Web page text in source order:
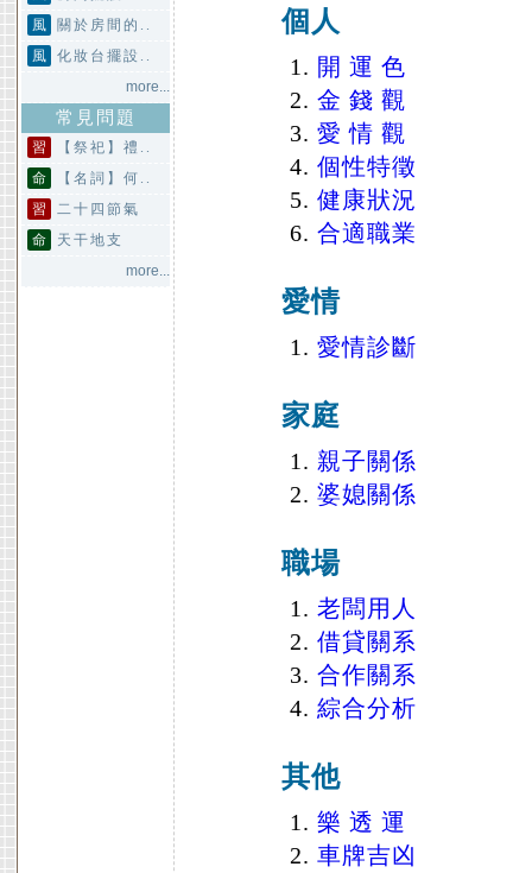
風
關於房間的..
風
化妝台擺設..
more...
常見問題
習
【祭祀】禮..
命
【名詞】何..
習
二十四節氣
命
天干地支
more...
個人
開 運 色
金 錢 觀
愛 情 觀
個性特徵
健康狀況
合適職業
愛情
愛情診斷
家庭
親子關係
婆媳關係
職場
老闆用人
借貸關系
合作關系
綜合分析
其他
樂 透 運
車牌吉凶